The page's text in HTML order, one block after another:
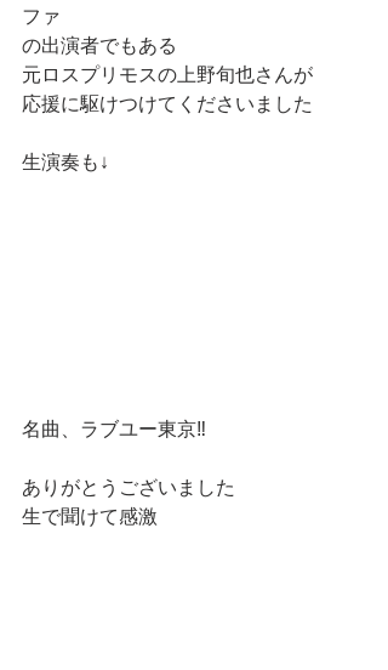
ファ
の出演者でもある
元ロスプリモスの上野旬也さんが
応援に駆けつけてくださいました
生演奏も↓
名曲、ラブユー東京‼️
ありがとうございました
生で聞けて感激